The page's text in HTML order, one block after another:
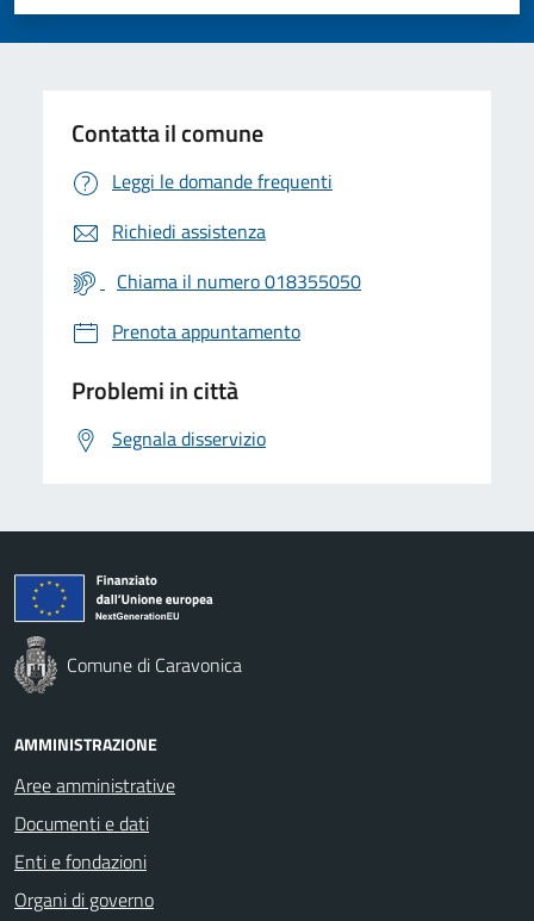
Valuta 5 stelle su 5
Valuta 4 stelle su 5
Valuta 3 stelle su 5
Valuta 2 stelle su 5
Valuta 1 stelle su 5
Contatta il comune
Leggi le domande frequenti
Richiedi assistenza
Chiama il numero 018355050
Prenota appuntamento
Problemi in città
Segnala disservizio
Comune di Caravonica
AMMINISTRAZIONE
Aree amministrative
Documenti e dati
Enti e fondazioni
Organi di governo